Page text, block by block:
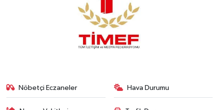
Nöbetçi Eczaneler Hava Durumu